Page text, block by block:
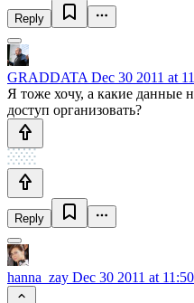
Reply
GRADDATA Dec 30 2011 at
Я тоже хочу, а какие данные
доступ организовать?
Reply
hanna_zay Dec 30 2011 at 11:50